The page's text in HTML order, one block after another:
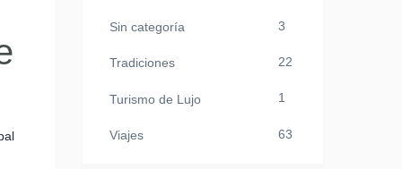
Sin categoría 3
Tradiciones 22
Turismo de Lujo 1
Viajes 63